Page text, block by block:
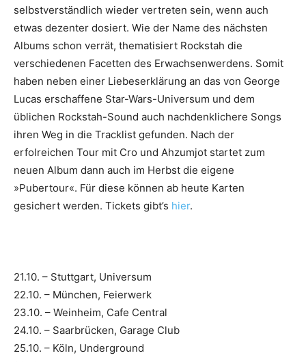
selbstverständlich wieder vertreten sein, wenn auch
etwas dezenter dosiert. Wie der Name des nächsten
Albums schon verrät, thematisiert Rockstah die
verschiedenen Facetten des Erwachsenwerdens. Somit
haben neben einer Liebeserklärung an das von George
Lucas erschaffene Star-Wars-Universum und dem
üblichen Rockstah-Sound auch nachdenklichere Songs
ihren Weg in die Tracklist gefunden. Nach der
erfolreichen Tour mit Cro und Ahzumjot startet zum
neuen Album dann auch im Herbst die eigene
»Pubertour«. Für diese können ab heute Karten
gesichert werden. Tickets gibt’s hier.
21.10. – Stuttgart, Universum
22.10. – München, Feierwerk
23.10. – Weinheim, Cafe Central
24.10. – Saarbrücken, Garage Club
25.10. – Köln, Underground